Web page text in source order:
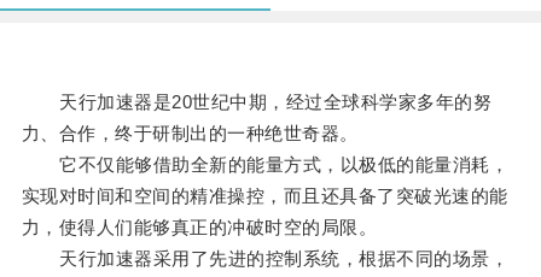
天行加速器是20世纪中期，经过全球科学家多年的努
力、合作，终于研制出的一种绝世奇器。
它不仅能够借助全新的能量方式，以极低的能量消耗，
实现对时间和空间的精准操控，而且还具备了突破光速的能
力，使得人们能够真正的冲破时空的局限。
天行加速器采用了先进的控制系统，根据不同的场景，